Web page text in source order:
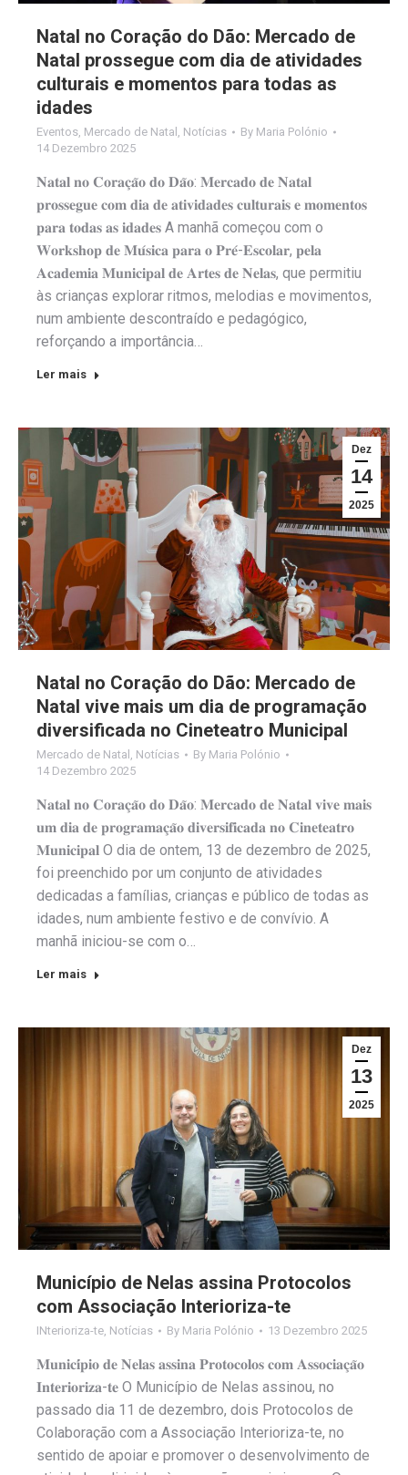
Natal no Coração do Dão: Mercado de
Natal prossegue com dia de atividades
culturais e momentos para todas as
idades
Eventos Mercado de Natal Notícias By Maria Polónio
14 Dezembro 2025
𝐍𝐚𝐭𝐚𝐥 𝐧𝐨 𝐂𝐨𝐫𝐚𝐜̧𝐚̃𝐨 𝐝𝐨 𝐃𝐚̃𝐨: 𝐌𝐞𝐫𝐜𝐚𝐝𝐨 𝐝𝐞 𝐍𝐚𝐭𝐚𝐥
𝐩𝐫𝐨𝐬𝐬𝐞𝐠𝐮𝐞 𝐜𝐨𝐦 𝐝𝐢𝐚 𝐝𝐞 𝐚𝐭𝐢𝐯𝐢𝐝𝐚𝐝𝐞𝐬 𝐜𝐮𝐥𝐭𝐮𝐫𝐚𝐢𝐬 𝐞 𝐦𝐨𝐦𝐞𝐧𝐭𝐨𝐬
𝐩𝐚𝐫𝐚 𝐭𝐨𝐝𝐚𝐬 𝐚𝐬 𝐢𝐝𝐚𝐝𝐞𝐬 A manhã começou com o
𝐖𝐨𝐫𝐤𝐬𝐡𝐨𝐩 𝐝𝐞 𝐌𝐮́𝐬𝐢𝐜𝐚 𝐩𝐚𝐫𝐚 𝐨 𝐏𝐫𝐞́-𝐄𝐬𝐜𝐨𝐥𝐚𝐫, 𝐩𝐞𝐥𝐚
𝐀𝐜𝐚𝐝𝐞𝐦𝐢𝐚 𝐌𝐮𝐧𝐢𝐜𝐢𝐩𝐚𝐥 𝐝𝐞 𝐀𝐫𝐭𝐞𝐬 𝐝𝐞 𝐍𝐞𝐥𝐚𝐬, que permitiu
às crianças explorar ritmos, melodias e movimentos,
num ambiente descontraído e pedagógico,
reforçando a importância…
Ler mais
Dez
14
2025
Natal no Coração do Dão: Mercado de
Natal vive mais um dia de programação
diversificada no Cineteatro Municipal
Mercado de Natal , Notícias By Maria Polónio
14 Dezembro 2025
𝐍𝐚𝐭𝐚𝐥 𝐧𝐨 𝐂𝐨𝐫𝐚𝐜̧𝐚̃𝐨 𝐝𝐨 𝐃𝐚̃𝐨: 𝐌𝐞𝐫𝐜𝐚𝐝𝐨 𝐝𝐞 𝐍𝐚𝐭𝐚𝐥 𝐯𝐢𝐯𝐞 𝐦𝐚𝐢𝐬
𝐮𝐦 𝐝𝐢𝐚 𝐝𝐞 𝐩𝐫𝐨𝐠𝐫𝐚𝐦𝐚𝐜̧𝐚̃𝐨 𝐝𝐢𝐯𝐞𝐫𝐬𝐢𝐟𝐢𝐜𝐚𝐝𝐚 𝐧𝐨 𝐂𝐢𝐧𝐞𝐭𝐞𝐚𝐭𝐫𝐨
𝐌𝐮𝐧𝐢𝐜𝐢𝐩𝐚𝐥 O dia de ontem, 13 de dezembro de 2025,
foi preenchido por um conjunto de atividades
dedicadas a famílias, crianças e público de todas as
idades, num ambiente festivo e de convívio. A
manhã iniciou-se com o…
Ler mais
Dez
13
2025
Município de Nelas assina Protocolos
com Associação Interioriza-te
INterioriza-te, Notícias By Maria Polónio 13 Dezembro 2025
𝐌𝐮𝐧𝐢𝐜𝐢́𝐩𝐢𝐨 𝐝𝐞 𝐍𝐞𝐥𝐚𝐬 𝐚𝐬𝐬𝐢𝐧𝐚 𝐏𝐫𝐨𝐭𝐨𝐜𝐨𝐥𝐨𝐬 𝐜𝐨𝐦 𝐀𝐬𝐬𝐨𝐜𝐢𝐚𝐜̧𝐚̃𝐨
𝐈𝐧𝐭𝐞𝐫𝐢𝐨𝐫𝐢𝐳𝐚-𝐭𝐞 O Município de Nelas assinou, no
passado dia 11 de dezembro, dois Protocolos de
Colaboração com a Associação Interioriza-te, no
sentido de apoiar e promover o desenvolvimento de